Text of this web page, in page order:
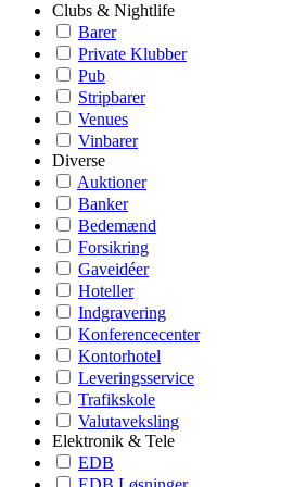
Clubs & Nightlife
Barer
Private Klubber
Pub
Stripbarer
Venues
Vinbarer
Diverse
Auktioner
Banker
Bedemænd
Forsikring
Gaveidéer
Hoteller
Indgravering
Konferencecenter
Kontorhotel
Leveringsservice
Trafikskole
Valutaveksling
Elektronik & Tele
EDB